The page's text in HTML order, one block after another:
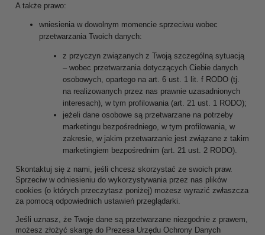
A także prawo:
wniesienia w dowolnym momencie sprzeciwu wobec
przetwarzania Twoich danych:
z przyczyn związanych z Twoją szczególną sytuacją
– wobec przetwarzania dotyczących Ciebie danych
osobowych, opartego na art. 6 ust. 1 lit. f RODO (tj.
na realizowanych przez nas prawnie uzasadnionych
interesach), w tym profilowania (art. 21 ust. 1 RODO);
jeżeli dane osobowe są przetwarzane na potrzeby
marketingu bezpośredniego, w tym profilowania, w
zakresie, w jakim przetwarzanie jest związane z takim
marketingiem bezpośrednim (art. 21 ust. 2 RODO).
Skontaktuj się z nami, jeśli chcesz skorzystać ze swoich praw.
Sprzeciw w odniesieniu do wykorzystywania przez nas plików
cookies (o których przeczytasz poniżej) możesz wyrazić zwłaszcza
za pomocą odpowiednich ustawień przeglądarki.
Jeśli uznasz, że Twoje dane są przetwarzane niezgodnie z prawem,
możesz złożyć skargę do Prezesa Urzędu Ochrony Danych